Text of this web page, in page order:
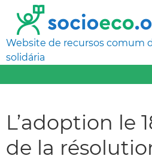
Website de recursos comum
solidária
L’adoption le
de la